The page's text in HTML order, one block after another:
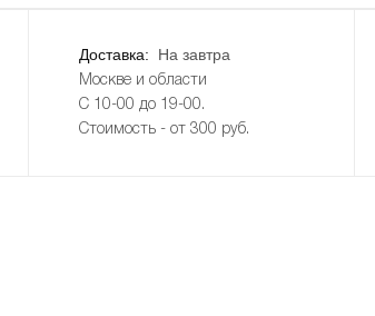
Доставка: На завтра
Москве и области
С 10-00 до 19-00.
Стоимость - от 300 руб.